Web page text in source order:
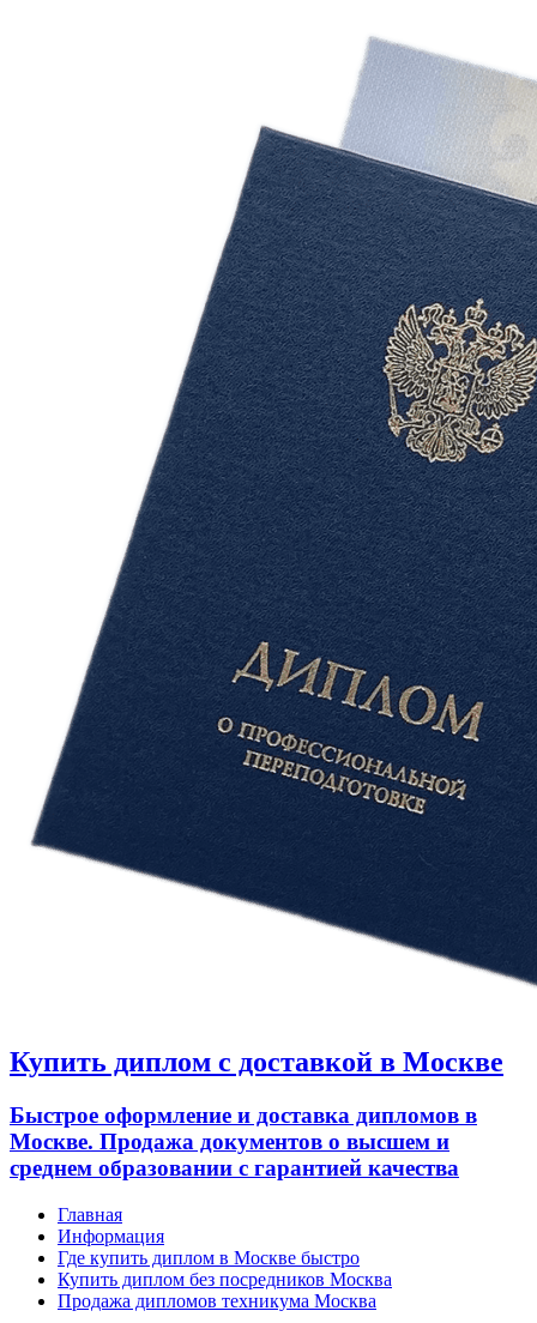
Купить диплом с доставкой в Москве
Быстрое оформление и доставка дипломов в
Москве. Продажа документов о высшем и
среднем образовании с гарантией качества
Главная
Информация
Где купить диплом в Москве быстро
Купить диплом без посредников Москва
Продажа дипломов техникума Москва